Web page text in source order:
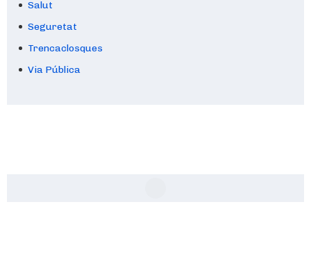
Salut
Seguretat
Trencaclosques
Via Pública